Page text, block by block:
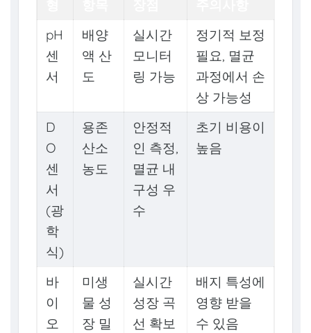
pH
센
서
배양
액 산
도
실시간
모니터
링 가능
정기적 보정
필요, 멸균
과정에서 손
상 가능성
D
O
센
서
(광
학
식)
용존
산소
농도
안정적
인 측정,
멸균 내
구성 우
수
초기 비용이
높음
바
이
오
미생
물 성
장 밀
실시간
성장 곡
선 확보
배지 특성에
영향 받을
수 있음